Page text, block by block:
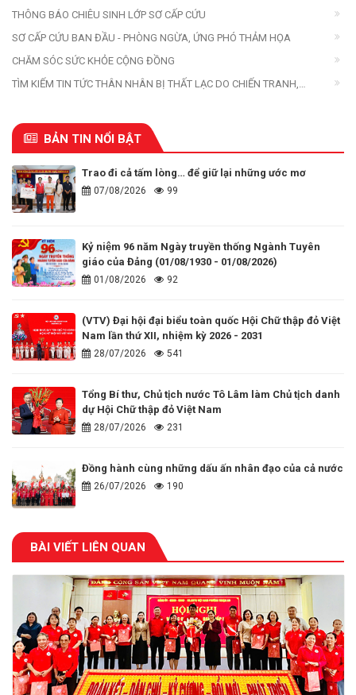
THÔNG BÁO CHIÊU SINH LỚP SƠ CẤP CỨU
SƠ CẤP CỨU BAN ĐẦU - PHÒNG NGỪA, ỨNG PHÓ THẢM HỌA
CHĂM SÓC SỨC KHỎE CỘNG ĐỒNG
TÌM KIẾM TIN TỨC THÂN NHÂN BỊ THẤT LẠC DO CHIẾN TRANH,
BẢN TIN NỔI BẬT
Trao đi cả tấm lòng… để giữ lại những ước mơ
07/08/2026 99
Kỷ niệm 96 năm Ngày truyền thống Ngành Tuyên
giáo của Đảng (01/08/1930 - 01/08/2026)
01/08/2026 92
(VTV) Đại hội đại biểu toàn quốc Hội Chữ thập đỏ Việt
Nam lần thứ XII, nhiệm kỳ 2026 - 2031
28/07/2026 541
Tổng Bí thư, Chủ tịch nước Tô Lâm làm Chủ tịch danh
dự Hội Chữ thập đỏ Việt Nam
28/07/2026 231
Đồng hành cùng những dấu ấn nhân đạo của cả nước
26/07/2026 190
BÀI VIẾT LIÊN QUAN